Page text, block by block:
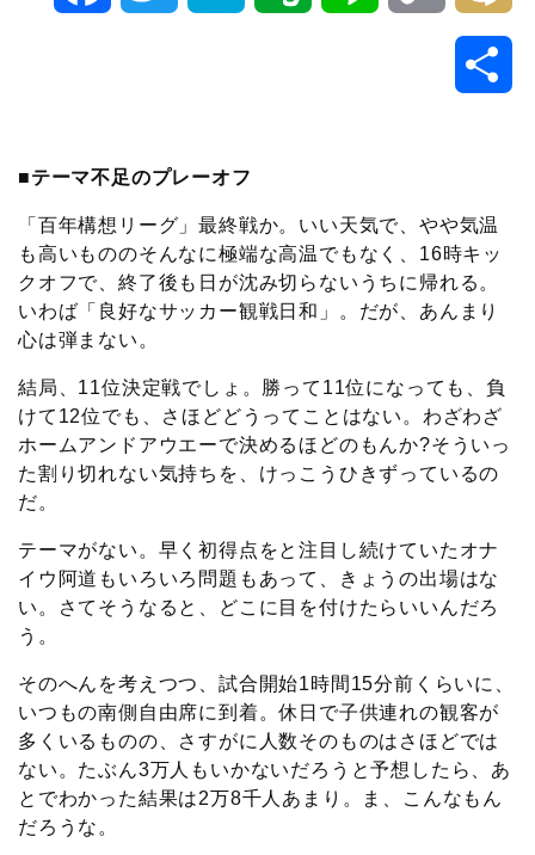
b
o
o
k
e
n
a
e
o
L
i
k
■テーマ不足のプレーオフ
「百年構想リーグ」最終戦か。いい天気で、やや気温
も高いもののそんなに極端な高温でもなく、16時キッ
クオフで、終了後も日が沈み切らないうちに帰れる。
いわば「良好なサッカー観戦日和」。だが、あんまり
心は弾まない。
結局、11位決定戦でしょ。勝って11位になっても、負
けて12位でも、さほどどうってことはない。わざわざ
ホームアンドアウエーで決めるほどのもんか?そういっ
た割り切れない気持ちを、けっこうひきずっているの
だ。
テーマがない。早く初得点をと注目し続けていたオナ
イウ阿道もいろいろ問題もあって、きょうの出場はな
い。さてそうなると、どこに目を付けたらいいんだろ
う。
そのへんを考えつつ、試合開始1時間15分前くらいに、
いつもの南側自由席に到着。休日で子供連れの観客が
多くいるものの、さすがに人数そのものはさほどでは
ない。たぶん3万人もいかないだろうと予想したら、あ
とでわかった結果は2万8千人あまり。ま、こんなもん
だろうな。